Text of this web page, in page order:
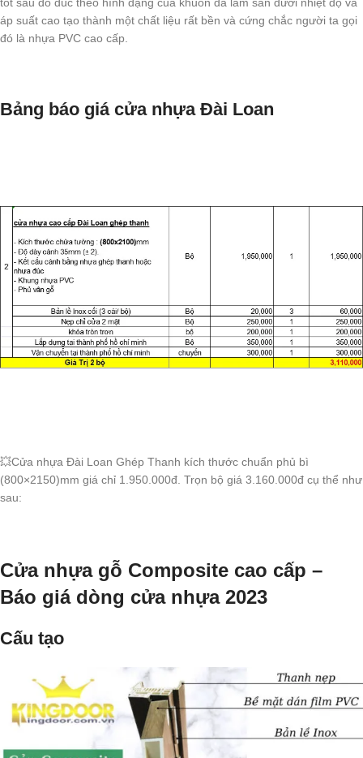
tốt sau đó đúc theo hình dạng của khuôn đã làm sẵn dưới nhiệt độ và
áp suất cao tạo thành một chất liệu rất bền và cứng chắc người ta gọi
đó là nhựa PVC cao cấp.
Bảng báo giá cửa nhựa Đài Loan
💥Cửa nhựa Đài Loan Ghép Thanh kích thước chuẩn phủ bì
(800×2150)mm giá chỉ 1.950.000đ. Trọn bộ giá 3.160.000đ cụ thể như
sau:
Cửa nhựa gỗ Composite cao cấp –
Báo giá dòng cửa nhựa 2023
Cấu tạo